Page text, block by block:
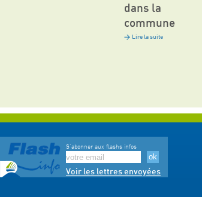
dans la
commune
Lire la suite
S'abonner aux flashs infos
Voir les lettres envoyées